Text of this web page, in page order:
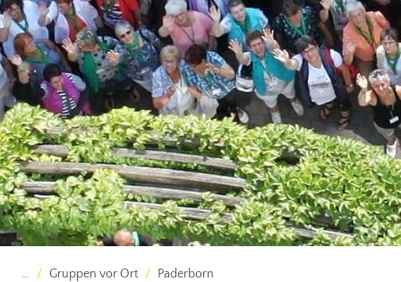
… Gruppen vor Ort Paderborn